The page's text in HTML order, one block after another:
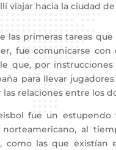
viajar hacia la ciudad
primeras tareas que
fue comunicarse
que, por
para llevar
relaciones entre los
fue un estupendo
al
como las que existían